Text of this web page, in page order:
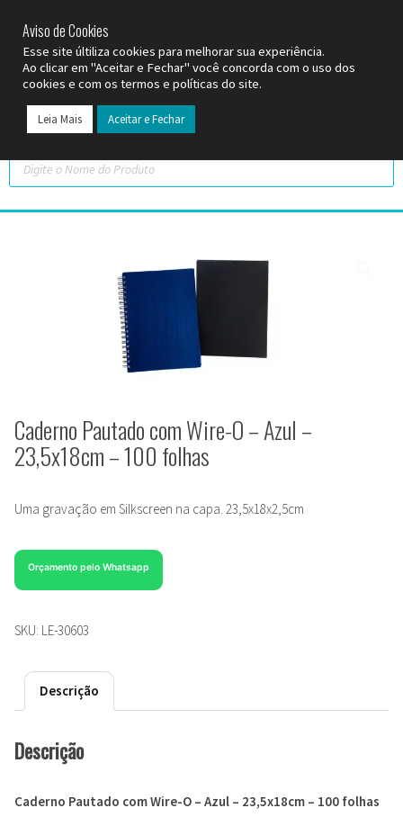
Caderno Pautado com Wire-O – Azul –
23,5x18cm – 100 folhas
Uma gravação em Silkscreen na capa. 23,5x18x2,5cm
Orçamento pelo Whatsapp
SKU: LE-30603
Descrição
Descrição
Caderno Pautado com Wire-O – Azul – 23,5x18cm – 100 folhas
Aviso de Cookies
Esse site últiliza cookies para melhorar sua experiência.
Ao clicar em "Aceitar e Fechar" você concorda com o uso dos
cookies e com os termos e políticas do site.
Leia Mais Aceitar e Fechar